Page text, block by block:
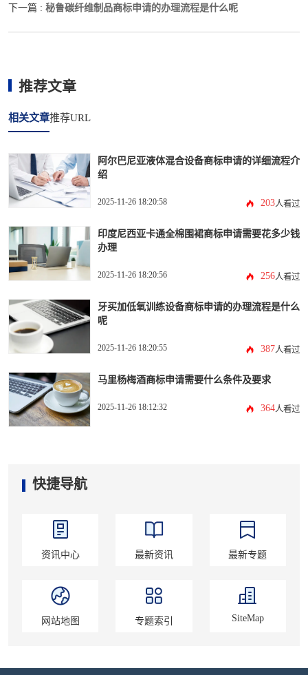
下一篇 : 秘鲁碳纤维制品商标申请的办理流程是什么呢
推荐文章
相关文章推荐URL
阿尔巴尼亚液体混合设备商标申请的详细流程介
绍
2025-11-26 18:20:58 203人看过
印度尼西亚卡通全棉围裙商标申请需要花多少钱
办理
2025-11-26 18:20:56 256人看过
牙买加低氧训练设备商标申请的办理流程是什么
呢
2025-11-26 18:20:55 387人看过
马里杨梅酒商标申请需要什么条件及要求
2025-11-26 18:12:32 364人看过
快捷导航
资讯中心 最新资讯 最新专题
网站地图 专题索引 SiteMap